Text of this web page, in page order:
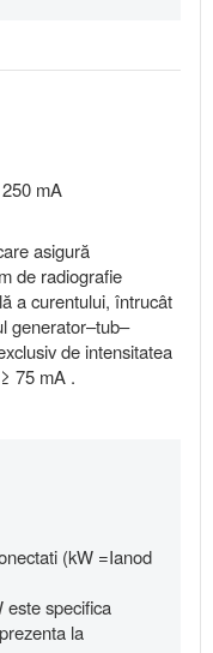
mA
asigură
de radiografie
a curentului, întrucât
generator–tub–
de intensitatea
75 mA .
(kW =Ianod
este specifica
la